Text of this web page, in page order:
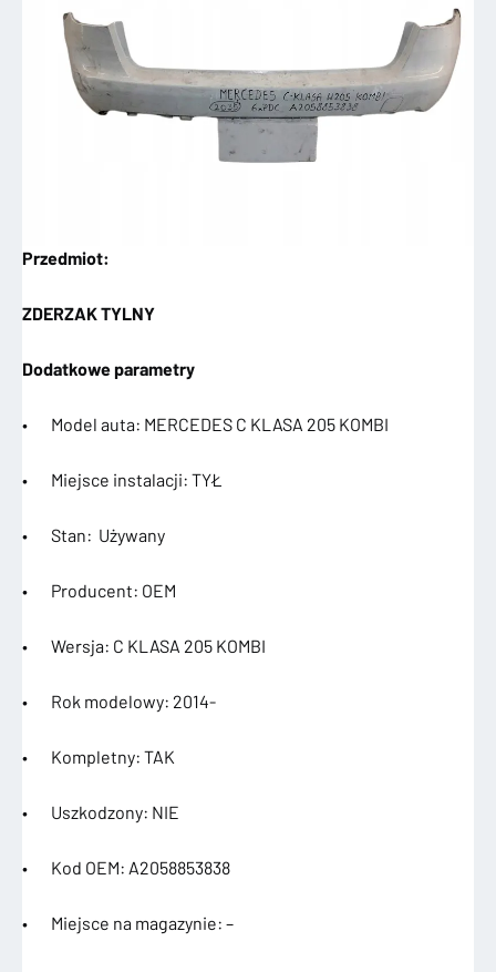
Przedmiot:
ZDERZAK TYLNY
Dodatkowe parametry
• Model auta: MERCEDES C KLASA 205 KOMBI
• Miejsce instalacji: TYŁ
• Stan: Używany
• Producent: OEM
• Wersja: C KLASA 205 KOMBI
• Rok modelowy: 2014-
• Kompletny: TAK
• Uszkodzony: NIE
• Kod OEM: A2058853838
• Miejsce na magazynie: –